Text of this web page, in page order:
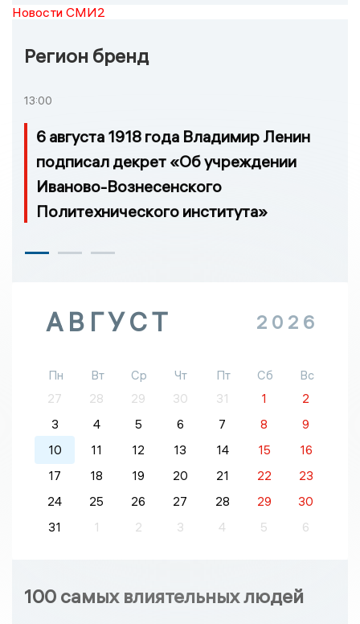
Новости СМИ2
Регион бренд
13:00
6 августа 1918 года Владимир Ленин
подписал декрет «Об учреждении
Иваново-Вознесенского
Политехнического института»
АВГУСТ 2026
Пн Вт Ср Чт Пт Сб
Вс
27
28 29 30 31 1
2
3
4 5 6 7 8
9
10
11 12 13 14 15
16
17
18 19 20 21 22
23
24
25 26 27 28 29
30
31
1 2 3 4 5 6
100 самых влиятельных людей